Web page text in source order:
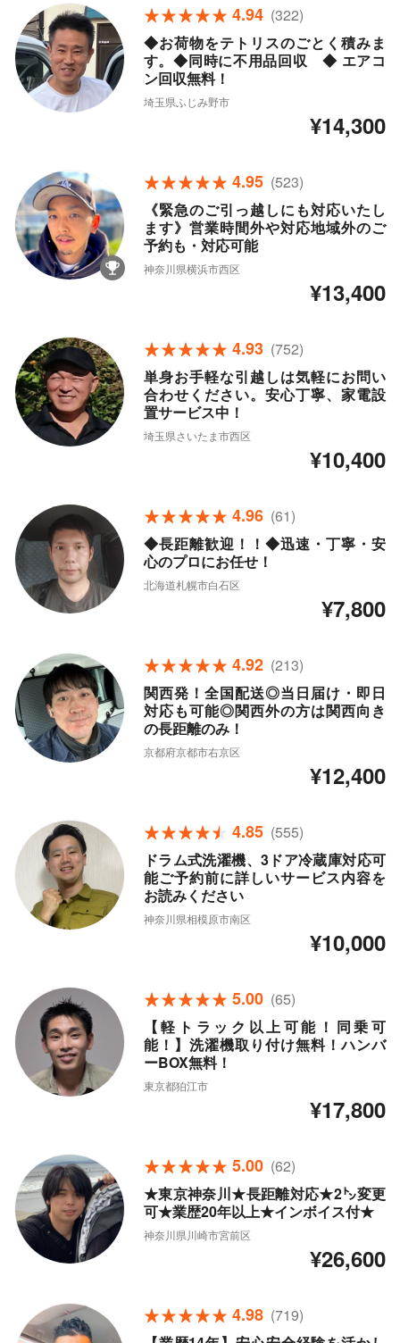
4.94 (322)
◆お荷物をテトリスのごとく積みま
す。◆同時に不用品回収 ◆ エアコ
ン回収無料！
埼玉県ふじみ野市
¥14,300
4.95 (523)
《緊急のご引っ越しにも対応いたし
ます》営業時間外や対応地域外のご
予約も・対応可能
神奈川県横浜市西区
¥13,400
4.93 (752)
単身お手軽な引越しは気軽にお問い
合わせください。安心丁寧、家電設
置サービス中！
埼玉県さいたま市西区
¥10,400
4.96 (61)
◆長距離歓迎！！◆迅速・丁寧・安
心のプロにお任せ！
北海道札幌市白石区
¥7,800
4.92 (213)
関西発！全国配送◎当日届け・即日
対応も可能◎関西外の方は関西向き
の長距離のみ！
京都府京都市右京区
¥12,400
4.85 (555)
ドラム式洗濯機、3ドア冷蔵庫対応可
能ご予約前に詳しいサービス内容を
お読みください
神奈川県相模原市南区
¥10,000
5.00 (65)
【軽トラック以上可能！同乗可
能！】洗濯機取り付け無料！ハンバ
ーBOX無料！
東京都狛江市
¥17,800
5.00 (62)
★東京神奈川★長距離対応★2㌧変更
可★業歴20年以上★インボイス付★
神奈川県川崎市宮前区
¥26,600
4.98 (719)